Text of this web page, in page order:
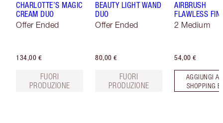
CHARLOTTE’S MAGIC
CREAM DUO
Offer Ended
134,00 €
FUORI
PRODUZIONE
BEAUTY LIGHT WAND
DUO
Offer Ended
80,00 €
FUORI
PRODUZIONE
AIRBRUSH
FLAWLESS
2 Medium
54,00 €
AGGIUNGI
SHOPPING